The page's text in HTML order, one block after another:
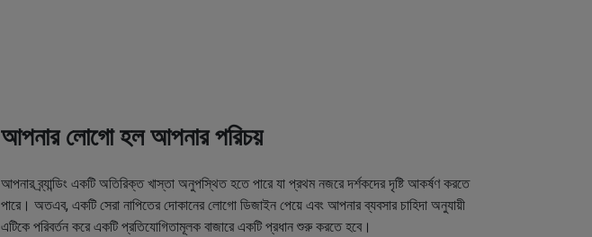
আপনার লোগো হল আপনার পরিচয়
আপনার ব্র্যান্ডিং একটি অতিরিক্ত খাস্তা অনুপস্থিত হতে পারে যা প্রথম নজরে দর্শকদের দৃষ্টি আকর্ষণ করতে
পারে। অতএব, একটি সেরা নাপিতের দোকানের লোগো ডিজাইন পেয়ে এবং আপনার ব্যবসার চাহিদা অনুযায়ী
এটিকে পরিবর্তন করে একটি প্রতিযোগিতামূলক বাজারে একটি প্রধান শুরু করতে হবে।